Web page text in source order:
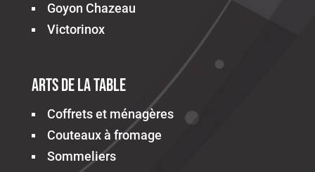
Goyon Chazeau
Victorinox
Arts de la table
Coffrets et ménagères
Couteaux à fromage
Sommeliers